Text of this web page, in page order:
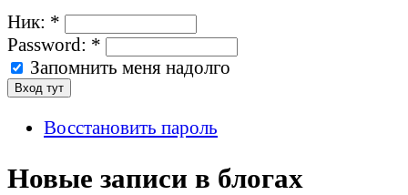
Ник: *
Password: *
Запомнить меня надолго
Восстановить пароль
Новые записи в блогах